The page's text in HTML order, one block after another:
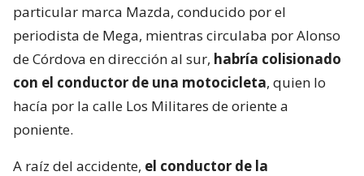
particular marca Mazda, conducido por el
periodista de Mega, mientras circulaba por Alonso
de Córdova en dirección al sur, habría colisionado
con el conductor de una motocicleta, quien lo
hacía por la calle Los Militares de oriente a
poniente.
A raíz del accidente, el conductor de la